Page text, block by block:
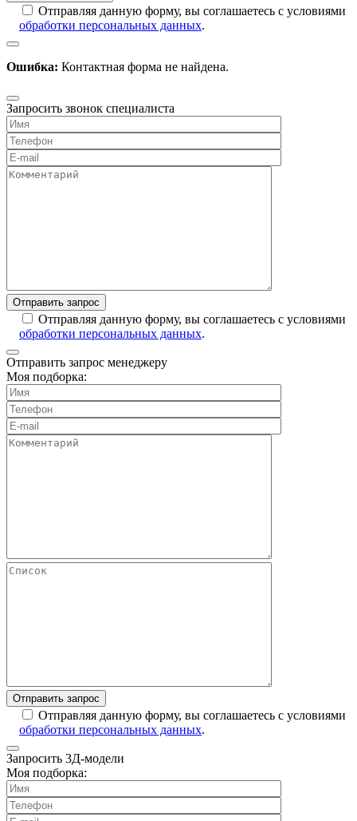
Отправляя данную форму, вы соглашаетесь с условиями
обработки персональных данных.
Ошибка: Контактная форма не найдена.
Запросить звонок специалиста
Отправляя данную форму, вы соглашаетесь с условиями
обработки персональных данных.
Отправить запрос менеджеру
Моя подборка:
Отправляя данную форму, вы соглашаетесь с условиями
обработки персональных данных.
Запросить 3Д-модели
Моя подборка: